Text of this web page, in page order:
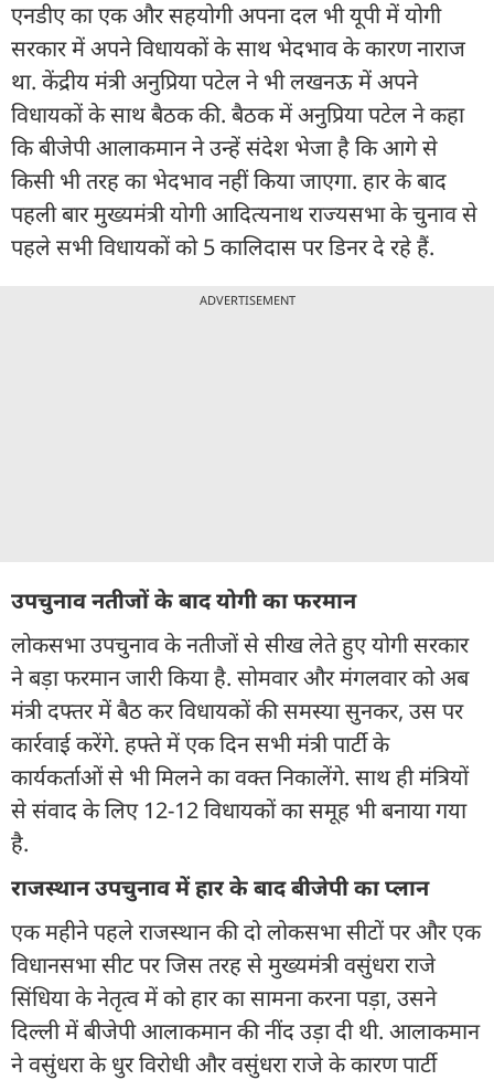
एनडीए का एक और सहयोगी अपना दल भी यूपी में योगी
सरकार में अपने विधायकों के साथ भेदभाव के कारण नाराज
था. केंद्रीय मंत्री अनुप्रिया पटेल ने भी लखनऊ में अपने
विधायकों के साथ बैठक की. बैठक में अनुप्रिया पटेल ने कहा
कि बीजेपी आलाकमान ने उन्हें संदेश भेजा है कि आगे से
किसी भी तरह का भेदभाव नहीं किया जाएगा. हार के बाद
पहली बार मुख्यमंत्री योगी आदित्यनाथ राज्यसभा के चुनाव से
पहले सभी विधायकों को 5 कालिदास पर डिनर दे रहे हैं.
ADVERTISEMENT
उपचुनाव नतीजों के बाद योगी का फरमान
लोकसभा उपचुनाव के नतीजों से सीख लेते हुए योगी सरकार
ने बड़ा फरमान जारी किया है. सोमवार और मंगलवार को अब
मंत्री दफ्तर में बैठ कर विधायकों की समस्या सुनकर, उस पर
कार्रवाई करेंगे. हफ्ते में एक दिन सभी मंत्री पार्टी के
कार्यकर्ताओं से भी मिलने का वक्त निकालेंगे. साथ ही मंत्रियों
से संवाद के लिए 12-12 विधायकों का समूह भी बनाया गया
है.
राजस्थान उपचुनाव में हार के बाद बीजेपी का प्लान
एक महीने पहले राजस्थान की दो लोकसभा सीटों पर और एक
विधानसभा सीट पर जिस तरह से मुख्यमंत्री वसुंधरा राजे
सिंधिया के नेतृत्व में को हार का सामना करना पड़ा, उसने
दिल्ली में बीजेपी आलाकमान की नींद उड़ा दी थी. आलाकमान
ने वसुंधरा के धुर विरोधी और वसुंधरा राजे के कारण पार्टी